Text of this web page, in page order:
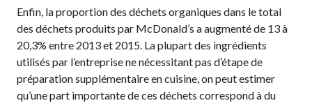
Enfin, la proportion des déchets organiques dans le total
des déchets produits par McDonald’s a augmenté de 13 à
20,3% entre 2013 et 2015. La plupart des ingrédients
utilisés par l’entreprise ne nécessitant pas d’étape de
préparation supplémentaire en cuisine, on peut estimer
qu’une part importante de ces déchets correspond à du